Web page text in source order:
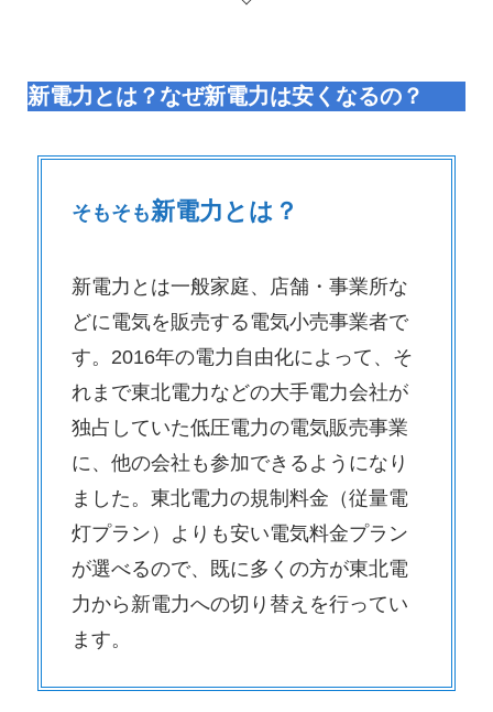
新電力とは？なぜ新電力は安くなるの？
そもそも新電力とは？
新電力とは一般家庭、店舗・事業所な
どに電気を販売する電気小売事業者で
す。2016年の電力自由化によって、そ
れまで東北電力などの大手電力会社が
独占していた低圧電力の電気販売事業
に、他の会社も参加できるようになり
ました。東北電力の規制料金（従量電
灯プラン）よりも安い電気料金プラン
が選べるので、既に多くの方が東北電
力から新電力への切り替えを行ってい
ます。